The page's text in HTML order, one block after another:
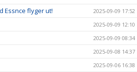
Essnce flyger ut! 2025-09-09 17:52
2025-09-09 12:10
2025-09-09 08:34
2025-09-08 14:37
2025-09-06 16:38